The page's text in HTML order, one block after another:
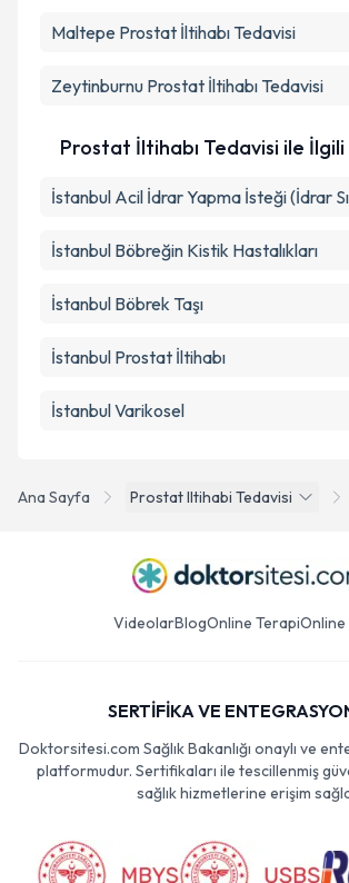
Ana Sayfa Prostat Iltihabi Tedavisi
Maltepe Prostat İltihabı Tedavisi
Zeytinburnu Prostat İltihabı Tedavisi
Prostat İltihabı Tedavisi ile
İstanbul Acil İdrar Yapma İsteği (İdrar
İstanbul Böbreğin Kistik Hastalıkları
İstanbul Böbrek Taşı
İstanbul Prostat İltihabı
İstanbul Varikosel
VideolarBlogOnline Terapi
SERTİFİKA VE
Doktorsitesi.com Sağlık Bakanlığı onaylı ve
platformudur. Sertifikaları ile tescillenmiş
sağlık hizmetlerine erişim